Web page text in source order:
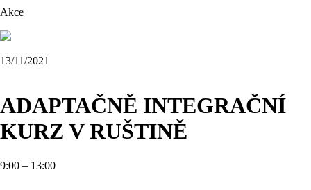
Akce
13/11/2021
ADAPTAČNĚ INTEGRAČNÍ
KURZ V RUŠTINĚ
9:00 – 13:00